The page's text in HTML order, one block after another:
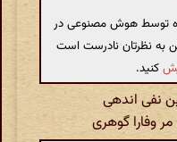
توسط هوش مصنوعی در
به نظرتان نادرست است
کنید.
نفی اندهی
وفارا گوهری